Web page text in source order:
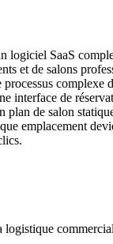
logiciel SaaS
et de salons
complexe
interface de
plan de salon
emplacement